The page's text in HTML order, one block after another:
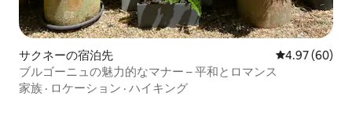
サクネーの宿泊先 レビュー60
4.97 (60)
ブルゴーニュの魅力的なマナー – 平和とロマンス
家族 · ロケーション · ハイキング